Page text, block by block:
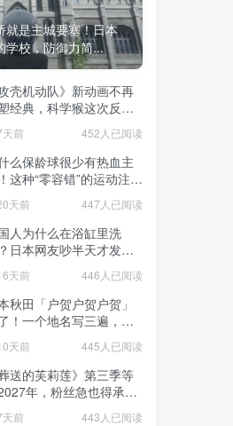
就是主城要塞！日本
学校，防御力简...
攻壳机动队》新动画不再
经典，科学猴这次反而
天前 452人已阅读
么保龄球很少有热血主
这种“零容错”的运动注定
生活！
天前 447人已阅读
人为什么在浴缸里洗
日本网友吵半天才发
浴室地板里！
天前 446人已阅读
秋田「户贺户贺户贺」
！一个地名写三遍，竟
玩梗而是150年旧账！
天前 445人已阅读
葬送的芙莉莲》第三季等
年，粉丝急也得承认
慢得有道理！
天前 443人已阅读